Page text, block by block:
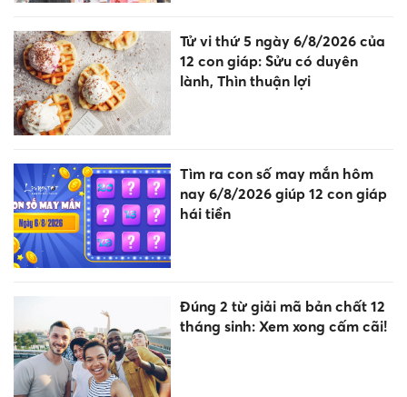
Tử vi thứ 5 ngày 6/8/2026 của
12 con giáp: Sửu có duyên
lành, Thìn thuận lợi
Tìm ra con số may mắn hôm
nay 6/8/2026 giúp 12 con giáp
hái tiền
Đúng 2 từ giải mã bản chất 12
tháng sinh: Xem xong cấm cãi!